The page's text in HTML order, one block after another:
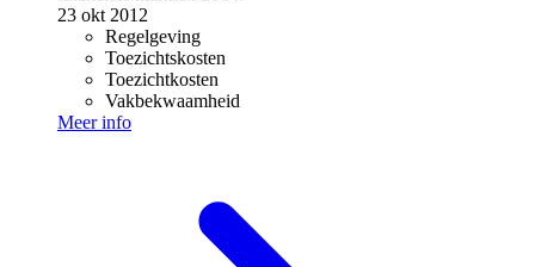
23 okt 2012
Regelgeving
Toezichtskosten
Toezichtkosten
Vakbekwaamheid
Meer info